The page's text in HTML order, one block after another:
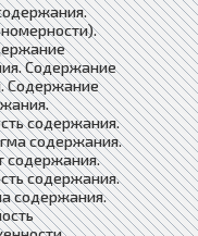
Содержание
Содержание
содержания.
содержания.
содержания.
содержания.
содержания.